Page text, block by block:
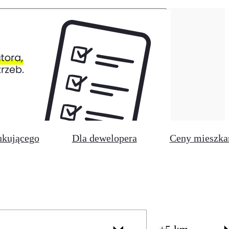
Dla dewelopera Ceny